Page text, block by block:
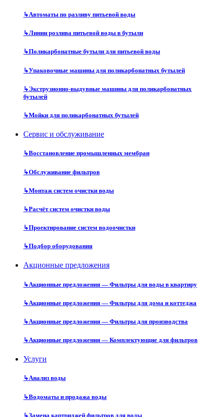
↳Автоматы по разливу питьевой воды
↳Линии розлива питьевой воды в бутыли
↳Поликарбонатные бутыли для питьевой воды
↳Упаковочные машины для поликарбонатных бутылей
↳Экструзионно-выдувные машины для поликарбонатных
бутылей
↳Мойки для поликарбонатных бутылей
Сервис и обслуживание
↳Восстановление промышленных мембран
↳Обслуживание фильтров
↳Монтаж систем очистки воды
↳Расчёт систем очистки воды
↳Проектирование систем водоочистки
↳Подбор оборудования
Акционные предложения
↳Акционные предложения — Фильтры для воды в квартиру
↳Акционные предложения — Фильтры для дома и коттеджа
↳Акционные предложения — Фильтры для производства
↳Акционные предложения — Комплектующие для фильтров
Услуги
↳Анализ воды
↳Водоматы и продажа воды
↳Замена картриджей фильтров для воды